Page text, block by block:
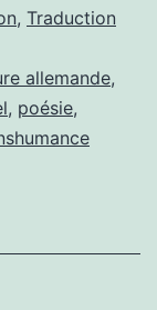
, Traduction
allemande,
, poésie,